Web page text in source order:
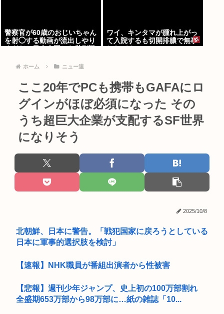
警察官が60歳のおじいちゃん
を射◯する動画が流出しやり
ワイ、キンタマが腫れ上がっ
て入院するも切開排膿で無事
ホーム ニュー速
ここ20年でPCも携帯もGAFAにロ
グインがほぼ必須になった その
うち超巨大企業が支配するSF世界
になりそう
2025/10/8
北朝鮮、日本に警告。「戦犯国家に戻ろうとしている
日本に軍事的選択肢を検討」
【速報】NHK職員が番組出演者から性被害
【悲報】週刊少年ジャンプ、史上初の100万部割れ
全盛期653万部から98万部に…紙の雑誌「10...